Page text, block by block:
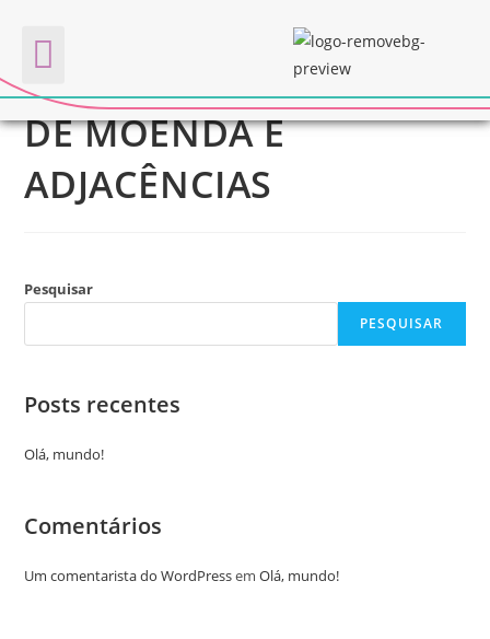
FORMAÇÃO DE ATLETAS
DE MOENDA E
ADJACÊNCIAS
Pesquisar
PESQUISAR
Posts recentes
Olá, mundo!
Comentários
Um comentarista do WordPressemOlá, mundo!